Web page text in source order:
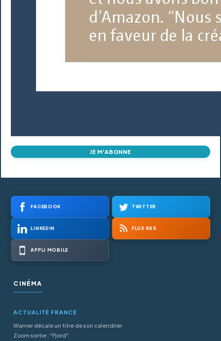
JE M'ABONNE
FACEBOOK TWITTER
LINKEDIN FLUX RSS
APPLI MOBILE
CINÉMA
ACTUALITÉ FRANCE
Warner décale un titre de son calendrier
Zoom sortie : "Fjord"